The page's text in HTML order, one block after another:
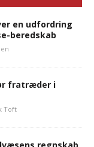
en udfordring
beredskab
fratræder i
Toft